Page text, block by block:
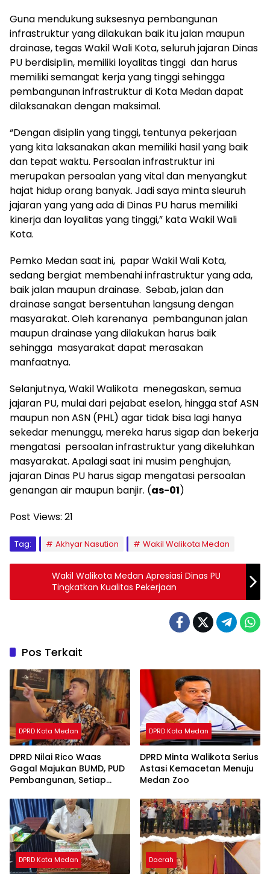
Guna mendukung suksesnya pembangunan
infrastruktur yang dilakukan baik itu jalan maupun
drainase, tegas Wakil Wali Kota, seluruh jajaran Dinas
PU berdisiplin, memiliki loyalitas tinggi dan harus
memiliki semangat kerja yang tinggi sehingga
pembangunan infrastruktur di Kota Medan dapat
dilaksanakan dengan maksimal.
“Dengan disiplin yang tinggi, tentunya pekerjaan
yang kita laksanakan akan memiliki hasil yang baik
dan tepat waktu. Persoalan infrastruktur ini
merupakan persoalan yang vital dan menyangkut
hajat hidup orang banyak. Jadi saya minta sleuruh
jajaran yang yang ada di Dinas PU harus memiliki
kinerja dan loyalitas yang tinggi,” kata Wakil Wali
Kota.
Pemko Medan saat ini, papar Wakil Wali Kota,
sedang bergiat membenahi infrastruktur yang ada,
baik jalan maupun drainase. Sebab, jalan dan
drainase sangat bersentuhan langsung dengan
masyarakat. Oleh karenanya pembangunan jalan
maupun drainase yang dilakukan harus baik
sehingga masyarakat dapat merasakan
manfaatnya.
Selanjutnya, Wakil Walikota menegaskan, semua
jajaran PU, mulai dari pejabat eselon, hingga staf ASN
maupun non ASN (PHL) agar tidak bisa lagi hanya
sekedar menunggu, mereka harus sigap dan bekerja
mengatasi persoalan infrastruktur yang dikeluhkan
masyarakat. Apalagi saat ini musim penghujan,
jajaran Dinas PU harus sigap mengatasi persoalan
genangan air maupun banjir. (as-01)
Post Views: 21
Tag: Akhyar Nasution Wakil Walikota Medan
Wakil Walikota Medan Apresiasi Dinas PU
Tingkatkan Kualitas Pekerjaan
Pos Terkait
DPRD Kota Medan
DPRD Nilai Rico Waas
Gagal Majukan BUMD, PUD
Pembangunan, Setiap
DPRD Kota Medan
DPRD Minta Walikota Serius
Astasi Kemacetan Menuju
Medan Zoo
DPRD Kota Medan Daerah